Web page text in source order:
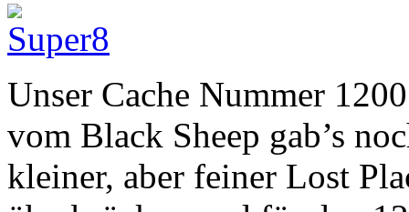
Unser Cache Nummer
vom Black Sheep gab’s
kleiner, aber feiner Lost